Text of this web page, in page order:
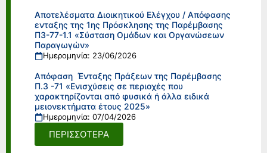
Αποτελέσματα Διοικητικού Ελέγχου / Απόφασης
ενταξης της 1ης Πρόσκλησης της Παρέμβασης
Π3-77-1.1 «Σύσταση Ομάδων και Οργανώσεων
Παραγωγών»
Ημερομηνία: 23/06/2026
Απόφαση Ένταξης Πράξεων της Παρέμβασης
Π.3 -71 «Ενισχύσεις σε περιοχές που
χαρακτηρίζονται από φυσικά ή άλλα ειδικά
μειονεκτήματα έτους 2025»
Ημερομηνία: 07/04/2026
ΠΕΡΙΣΣΟΤΕΡΑ